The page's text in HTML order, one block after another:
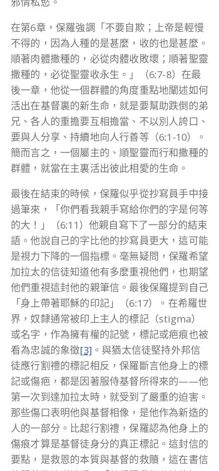
在第6章，保羅強調「不要自欺；上帝是輕慢
不得的，因為人種的是甚麼，收的也是甚麼。
順著肉體撒種的，必從肉體收敗壞；順著聖靈
撒種的，必從聖靈收永生。」（6:7-8）在最
後一章，他從一個群體的角度重點地闡述如何
活出在基督裏的新生命，就是要幫助跌倒的弟
兄、各人的重擔要互相擔當、不以別人誇口、
要與人分享、持續地向人行善等（6:1-10）。
簡而言之，一個屬主的、順聖靈而行和撒種的
群體，就當在主裏活出彼此相愛的生命。
最後在結束的時候，保羅似乎從抄寫員手中接
過筆來，「你們看我親手寫給你們的字是何等
的大！」（6:11）他親自寫下了一部分的結束
語。他說自己的字比他的抄寫員更大，這可能
是視力下降的一個指標。毫無疑問，保羅希望
加拉太的信徒知道他有多麼重視他們，也期望
他們重視這封他的親筆信。最後保羅提到自己
「身上帶著耶穌的印記」（6:17）。在希羅世
界，奴隸通常被印上主人的標記（stigma）
或名字，作為擁有權的記號，標記或疤痕也被
看為忠誠的象徵[3] 。與猶太信徒堅持外邦信
徒應行割禮的標記相反，保羅斷言他身上的標
記或傷疤，都是因著服侍基督所得來的——他
第一次到達加拉太時，就受到了嚴重的迫害。
那些傷口表明他與基督相像，是他作為新造的
人的一部分。比起行割禮，保羅認為他身上的
傷痕才算是基督徒身分的真正標記。這封信的
要點，是救恩的本質與基督的救贖，這在書信